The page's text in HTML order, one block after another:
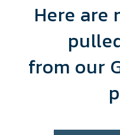
Here are
from our